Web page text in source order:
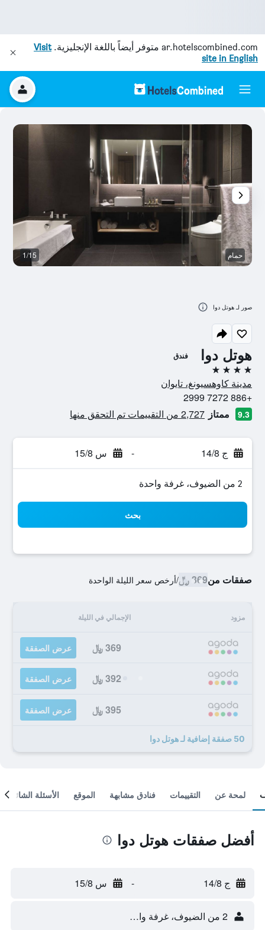
ar.hotelscombined.com متوفر أيضاً باللغة الإنجليزية.Visit
site in English
هوتل دوا فندق
4 نجوم
مدينة كاوهسيونغ، تايوان
+886 7272 2999
9.3 ممتاز 2,727 من التقييمات تم التحقق منها
ج 14/8 - س 15/8
2 من الضيوف، غرفة واحدة
بحث
صفقات من369 ﷼ /أرخص سعر الليلة الواحدة
مزود الإجمالي في الليلة
369 ﷼ عرض الصفقة
392 ﷼ عرض الصفقة
395 ﷼ عرض الصفقة
50 صفقة إضافية لـ هوتل دوا
حمام 1/15
صور لـ هوتل دوا
لمحة عن التقييمات فنادق مشابهة الموقع الأسئلة الشائعة
أفضل صفقات هوتل دوا
ج 14/8 - س 15/8
2 من الضيوف، غرفة واحدة